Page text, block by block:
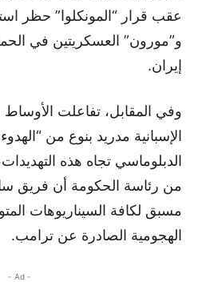
عقب قرار “المونكلوا” حظر
و”مورون” العسكريتين في
إيران.
وفي المقابل، تفاعلت
الإسبانية مدريد بنوع من
الدبلوماسي تجاه هذه
من رئاسة الحكومة أن فريق
مسبق لكافة السيناريوهات
الهجومية الصادرة عن ترامب.
- Ad -